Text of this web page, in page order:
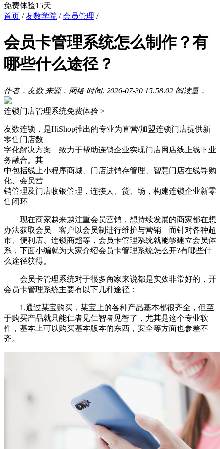
免费体验15天
首页 /友数学院 /会员管理 /
会员卡管理系统怎么制作？有
哪些什么途径？
作者：友数 来源：网络 时间: 2026-07-30 15:58:02 阅读量：
连锁门店管理系统免费体验 >
友数连锁，是HiShop推出的专业为直营/加盟连锁门店提供新
零售门店数
字化解决方案，致力于帮助连锁企业实现门店网店线上线下业
务融合。其
中包括线上小程序商城、门店进销存管理、智慧门店在线导购
化、会员营
销管理及门店收银管理，连接人、货、场，构建连锁企业新零
售闭环
现在商家越来越注重会员营销，想持续发展的商家都在想
办法获取会员，客户以会员制进行维护与营销，而针对各种超
市、便利店、连锁商超等，会员卡管理系统就能够建立会员体
系，下面小编就为大家介绍会员卡管理系统怎么开?有哪些什
么途径获得。
会员卡管理系统对于很多商家来说都是实效非常好的，开
会员卡管理系统主要有以下几种途径：
1.通过某宝购买，某宝上的各种产品基本都很齐全，但至
于购买产品就只能仁者见仁智者见智了，尤其是这个专业软
件，基本上可以购买基本版本的东西，安全等方面也参差不
齐。